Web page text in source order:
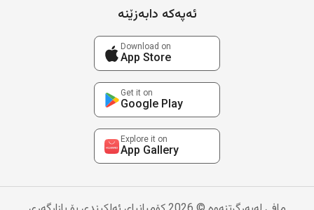
ئەپەکە دابەزێنە
Download on
App Store
Get it on
Google Play
Explore it on
App Gallery